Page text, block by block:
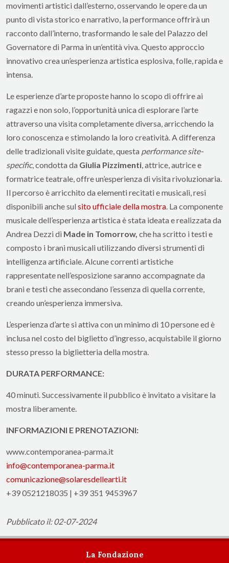
movimenti artistici dall’esterno, osservando le opere da un
punto di vista storico e narrativo, la performance offrirà un
racconto dall’interno, trasformando le sale del Palazzo del
Governatore di Parma in un’entità viva. Questo approccio
innovativo crea un’esperienza artistica esplosiva, folle, rapida e
intensa.
Le esperienze d’arte proposte hanno lo scopo di offrire ai
ragazzi e non solo, l’opportunità unica di esplorare l’arte
attraverso una visita completamente diversa, arricchendo la
loro conoscenza e stimolando la loro creatività. A differenza
delle tradizionali visite guidate, questa performance site-
specific, condotta da Giulia Pizzimenti, attrice, autrice e
formatrice teatrale, offre un’esperienza di visita rivoluzionaria.
Il percorso è arricchito da elementi recitati e musicali, resi
disponibili anche sul sito ufficiale della mostra. La componente
musicale dell’esperienza artistica è stata ideata e realizzata da
Andrea Dezzi di Made in Tomorrow, che ha scritto i testi e
composto i brani musicali utilizzando diversi strumenti di
intelligenza artificiale. Alcune correnti artistiche
rappresentate nell’esposizione saranno accompagnate da
brani e testi che assecondano l’essenza di quella corrente,
creando un’esperienza immersiva.
L’esperienza d’arte si attiva con un minimo di 10 persone ed è
inclusa nel costo del biglietto d’ingresso, acquistabile il giorno
stesso presso la biglietteria della mostra.
DURATA PERFORMANCE:
40 minuti. Successivamente il pubblico è invitato a visitare la
mostra liberamente.
INFORMAZIONI E PRENOTAZIONI:
www.contemporanea-parma.it
info@contemporanea-parma.it
comunicazione@solaresdellearti.it
+39 0521218035 | +39 351 9453967
Pubblicato il: 02-07-2024
La Fondazione